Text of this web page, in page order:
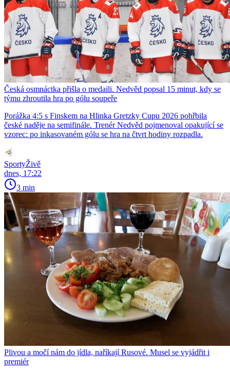
Česká osmnáctka přišla o medaili. Nedvěd popsal 15 minut, kdy se
týmu zhroutila hra po gólu soupeře
Porážka 4:5 s Finskem na Hlinka Gretzky Cupu 2026 pohřbila
české naděje na semifinále. Trenér Nedvěd pojmenoval opakující se
vzorec: po inkasovaném gólu se hra na čtvrt hodiny rozpadla.
SportyŽivě
dnes, 17:22
3 min
Plivou a močí nám do jídla, naříkají Rusové. Musel se vyjádřit i
premiér